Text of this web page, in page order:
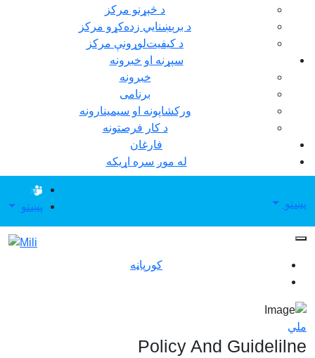
د څېړنو مرکز
د برېښنايي زده‌کړو مرکز
د کيفيت‌لوړونې مرکز
سپړنه او خبرونه
خبرونه
برنامی
ورکشاپونه او سيمينارونه
د کار فرصتونه
فارغان
له موږ سره اړيکه
پښتو پښتو
کورپاڼه
ملي
Policy And Guidelilne